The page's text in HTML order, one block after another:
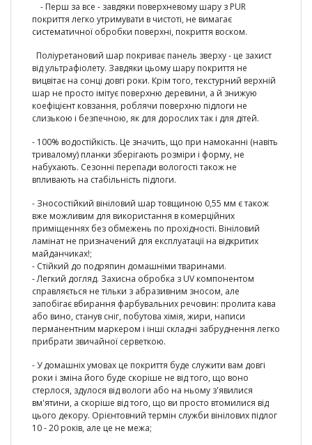
- Перш за все - завдяки поверхневому шару з PUR
покриття легко утримувати в чистоті, не вимагає
систематичної обробки поверхні, покриття воском.
Поліуретановий шар покриває панель зверху - це захист
від ультрафіолету. Завдяки цьому шару покриття не
вицвітає на сонці довгі роки. Крім того, текстурний верхній
шар не просто імітує поверхню деревини, а й знижую
коефіцієнт ковзання, роблячи поверхню підлоги не
слизькою і безпечною, як для дорослих так і для дітей.
- 100% водостійкість. Це значить, що при намоканні (навіть
тривалому) планки зберігають розміри і форму, не
набухають. Сезонні перепади вологості також не
впливають на стабільність підлоги.
- Зносостійкий вініловий шар товщиною 0,55 мм є також
вже можливим для використання в комерційних
приміщеннях без обмежень по прохідності. Вініловий
ламінат не призначений для експлуатації на відкритих
майданчиках!;
- Стійкий до подряпин домашніми тваринами.
- Легкий догляд. Захисна обробка з UV компонентом
справляється не тільки з абразивним зносом, але
запобігає вбирання фарбувальних речовин: пролита кава
або вино, станув сніг, побутова хімія, жири, написи
перманентним маркером і інші складні забруднення легко
прибрати звичайної серветкою.
- У домашніх умовах це покриття буде служити вам довгі
роки і зміна його буде скоріше не від того, що воно
стерлося, здулося від вологи або на ньому з'явилися
вм'ятини, а скоріше від того, що ви просто втомилися від
цього декору. Орієнтовний термін служби вінілових підлог
10 - 20 років, але це не межа;